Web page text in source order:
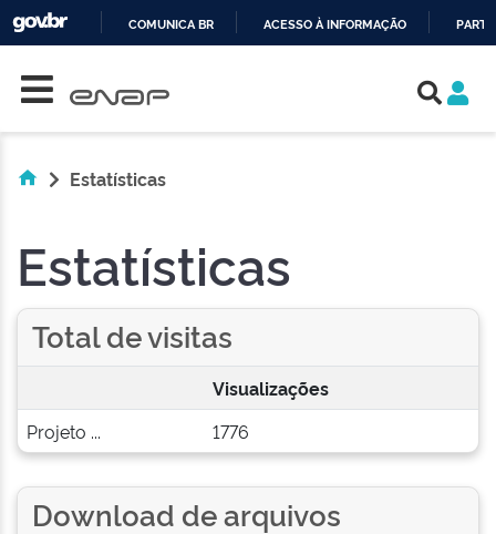
COMUNICA BR ACESSO À INFORMAÇÃO
Estatísticas
Estatísticas
Total de visitas
Visualizações
Projeto ...
1776
Download de arquivos